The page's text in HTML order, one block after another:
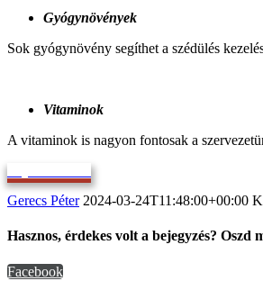
Gyógynövények
Sok gyógynövény segíthet a szédülés
Vitaminok
A vitaminok is nagyon fontosak a
Gerecs Péter 2024-03-24T11:48:00+00:00
Hasznos, érdekes volt a bejegyzés? Oszd
Facebook